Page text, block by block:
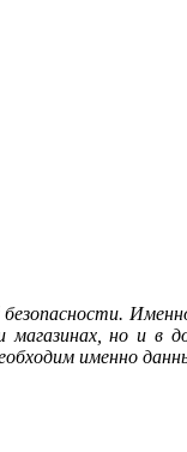
безопасности.
магазинах, но и
именно